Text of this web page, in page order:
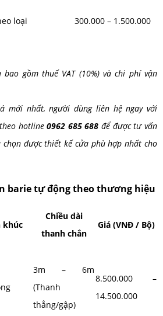
loại 300.000 – 1.500.000
gồm thuế VAT (10%) và chi phí vận
mới nhất, người dùng liên hệ ngay với
hotline0962 685 688 để được tư vấn
được thiết kế cửa phù hợp nhất cho
barie tự động theo thương hiệu
khúc
Chiều dài
thanh chắn
Giá (VNĐ / Bộ)
3m – 6m
(Thanh
thẳng/gập)
8.500.000 –
14.500.000